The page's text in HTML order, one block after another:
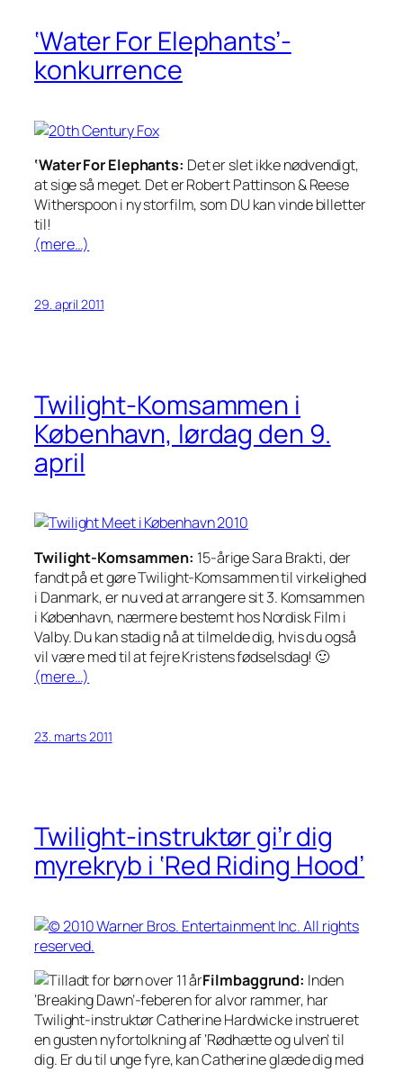
‘Water For Elephants’-
konkurrence
‘Water For Elephants: Det er slet ikke nødvendigt,
at sige så meget. Det er Robert Pattinson & Reese
Witherspoon i ny storfilm, som DU kan vinde billetter
til!
(mere…)
29. april 2011
Twilight-Komsammen i
København, lørdag den 9.
april
Twilight-Komsammen: 15-årige Sara Brakti, der
fandt på et gøre Twilight-Komsammen til virkelighed
i Danmark, er nu ved at arrangere sit 3. Komsammen
i København, nærmere bestemt hos Nordisk Film i
Valby. Du kan stadig nå at tilmelde dig, hvis du også
vil være med til at fejre Kristens fødselsdag! 🙂
(mere…)
23. marts 2011
Twilight-instruktør gi’r dig
myrekryb i ‘Red Riding Hood’
Filmbaggrund: Inden
‘Breaking Dawn’-feberen for alvor rammer, har
Twilight-instruktør Catherine Hardwicke instrueret
en gusten nyfortolkning af ‘Rødhætte og ulven’ til
dig. Er du til unge fyre, kan Catherine glæde dig med